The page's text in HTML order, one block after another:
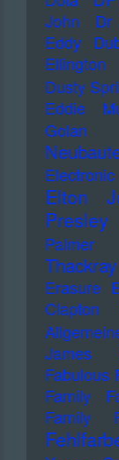
John
Dr
Eddy
Ellington
Dusty
Eddie
Golan
Electronic
Elton
Presley
Palmer
Thackray
Erasure
Clapton
James
Fabulous
Family
Family